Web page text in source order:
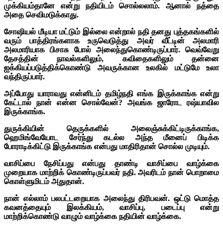
முக்கியம்தானே என்று நதியிடம் சொல்லலாம். ஆனால் நத்தை
அதை செவிமடுக்காது.
சோஷியல் மீடியா மட்டும் இல்லை என்றால் நதி தனது புத்தகங்களில்
வரும் பாத்திரங்களாக உருவெடுத்து அவர் வீட்டின் அலமாரி
அலமாரியாக பிசாசு போல் அலைந்துகொண்டிருப்பார். வெவ்வேறு
தேசத்தின் நாவல்களிலும், கவிதைகளிலும் தன்னை
ஐக்கியப்படுத்திக்கொண்டு அவருக்கான உலகில் மட்டுமே உலா
வந்திருப்பார்.
அப்போது யாராவது என்னிடம் தமிழ்நதி எங்க இருக்காங்க என்று
கேட்டால் நான் என்ன சொல்வேன்? அவங்க ஜாரோட ரஷ்யாவில
இருக்காங்க.
துருக்கியின் தெருக்களில் அலைஞ்சுக்கிட்டிருக்காங்க,
ஹெமிங்வேயோட சேர்ந்து கடல்ல அந்த மீனைப் பிடிக்க
போராடிக்கிட்டு இருக்காங்க என்பது மாதிரிதான் சொல்ல முடியும்.
வாசிப்பை நேசிப்பது என்பது தாண்டி வாசிப்பை வாழ்க்கை
முறையாக மாற்றிக் கொண்டிருப்பவர் நதி. அவரிடம் நான் பொறாமை
கொள்ளுமிடம் அதுதான்.
நான் எல்லாம் பலபட்டறையாக அலைந்து திரிபவன். ஒட்டு மொத்த
கவனத்தையும் இலக்கியம், வாசிப்பு, படைப்பு என்று
மாற்றிக்கொண்டு வாழும் வாழ்க்கை நதியின் வாழ்க்கை.